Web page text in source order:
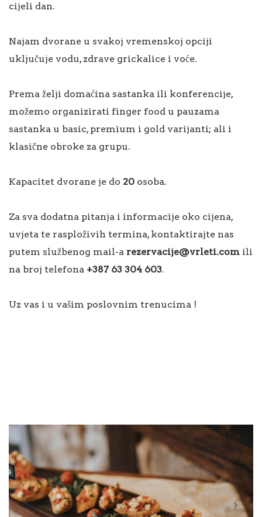
cijeli dan.
Najam dvorane u svakoj vremenskoj opciji
uključuje vodu, zdrave grickalice i voće.
Prema želji domaćina sastanka ili konferencije,
možemo organizirati finger food u pauzama
sastanka u basic, premium i gold varijanti; ali i
klasične obroke za grupu.
Kapacitet dvorane je do 20 osoba.
Za sva dodatna pitanja i informacije oko cijena,
uvjeta te rasploživih termina, kontaktirajte nas
putem službenog mail-a rezervacije@vrleti.com ili
na broj telefona +387 63 304 603.
Uz vas i u vašim poslovnim trenucima !